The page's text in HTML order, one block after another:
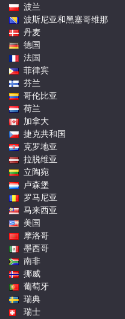
波兰
波斯尼亚和黑塞哥维那
丹麦
德国
法国
菲律宾
芬兰
哥伦比亚
荷兰
加拿大
捷克共和国
克罗地亚
拉脱维亚
立陶宛
卢森堡
罗马尼亚
马来西亚
美国
摩洛哥
墨西哥
南非
挪威
葡萄牙
瑞典
瑞士